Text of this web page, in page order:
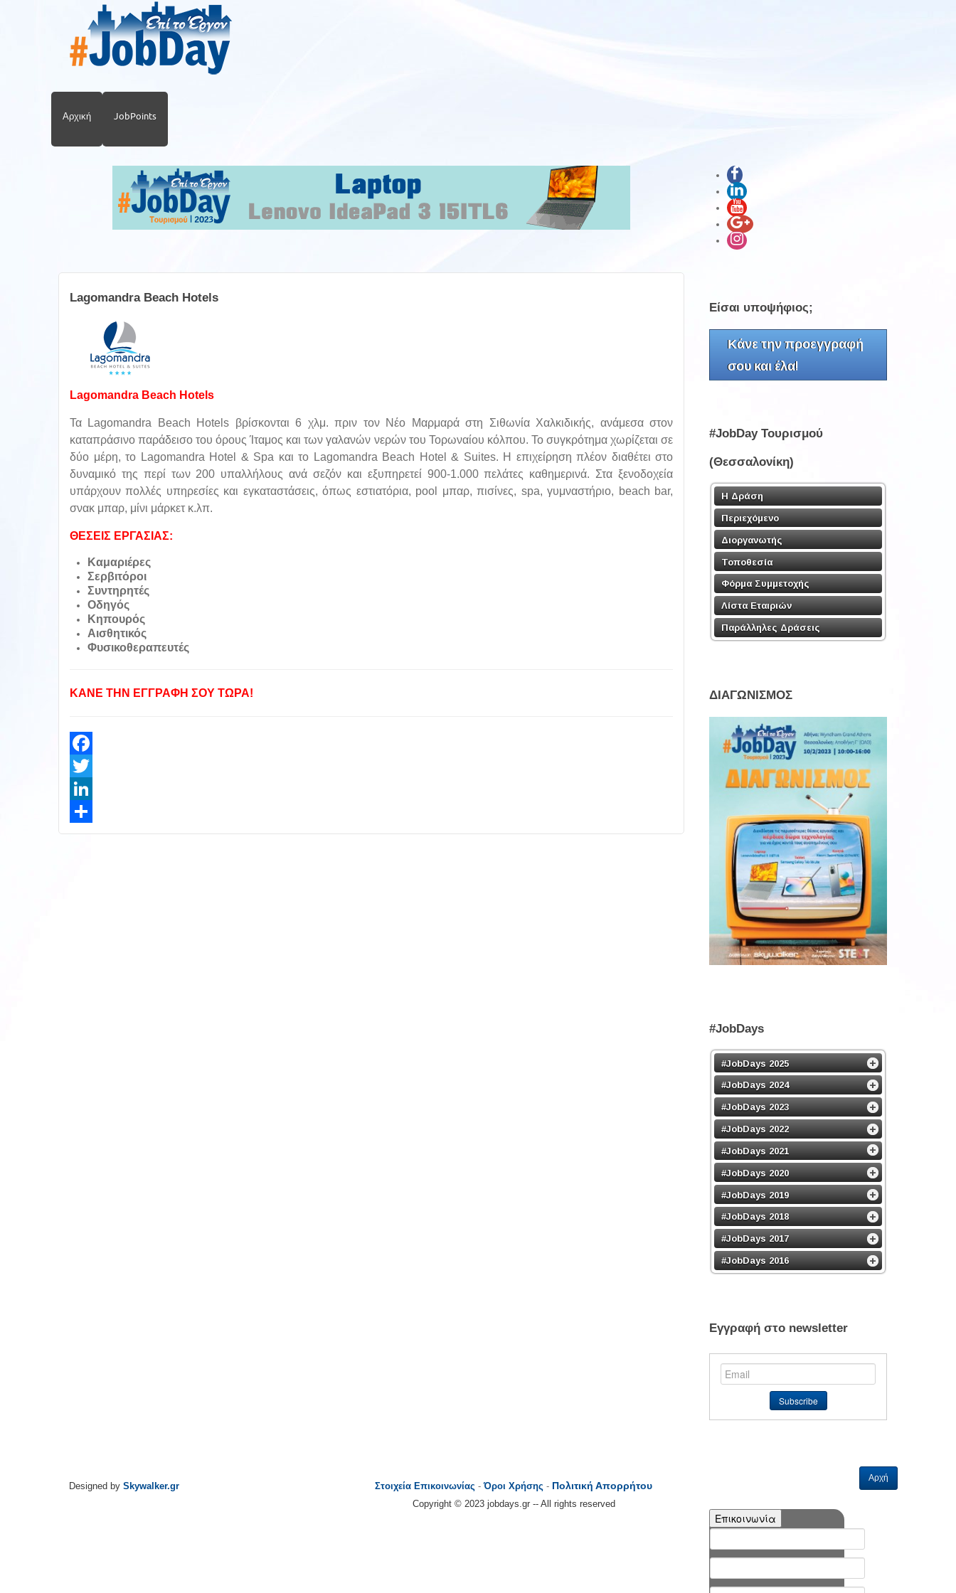
Αρχική JobPoints
Lagomandra Beach Hotels
Lagomandra Beach Hotels
Τα Lagomandra Beach Hotels βρίσκονται 6 χλμ. πριν τον Νέο Μαρμαρά στη Σιθωνία Χαλκιδικής, ανάμεσα στον
καταπράσινο παράδεισο του όρους Ίταμος και των γαλανών νερών του Τορωναίου κόλπου. Το συγκρότημα χωρίζεται σε
δύο μέρη, το Lagomandra Hotel & Spa και το Lagomandra Beach Hotel & Suites. Η επιχείρηση πλέον διαθέτει στο
δυναμικό της περί των 200 υπαλλήλους ανά σεζόν και εξυπηρετεί 900-1.000 πελάτες καθημερινά. Στα ξενοδοχεία
υπάρχουν πολλές υπηρεσίες και εγκαταστάσεις, όπως εστιατόρια, pool μπαρ, πισίνες, spa, γυμναστήριο, beach bar,
σνακ μπαρ, μίνι μάρκετ κ.λπ.
ΘΕΣΕΙΣ ΕΡΓΑΣΙΑΣ:
Καμαριέρες
Σερβιτόροι
Συντηρητές
Οδηγός
Κηπουρός
Αισθητικός
Φυσικοθεραπευτές
ΚΑΝΕ ΤΗΝ ΕΓΓΡΑΦΗ ΣΟΥ ΤΩΡΑ!
Facebook
Twitter
LinkedIn
Share
Είσαι υποψήφιος;
Κάνε την προεγγραφή
σου και έλα!
#JobDay Τουρισμού
(Θεσσαλονίκη)
Η Δράση
Περιεχόμενο
Διοργανωτής
Τοποθεσία
Φόρμα Συμμετοχής
Λίστα Εταιριών
Παράλληλες Δράσεις
ΔΙΑΓΩΝΙΣΜΟΣ
#JobDays
#JobDays 2025
#JobDays 2024
#JobDays 2023
#JobDays 2022
#JobDays 2021
#JobDays 2020
#JobDays 2019
#JobDays 2018
#JobDays 2017
#JobDays 2016
Εγγραφή στο newsletter
Designed by Skywalker.gr Στοιχεία Επικοινωνίας -Όροι Χρήσης - Πολιτική Απορρήτου
Copyright © 2023 jobdays.gr -- All rights reserved
Αρχή